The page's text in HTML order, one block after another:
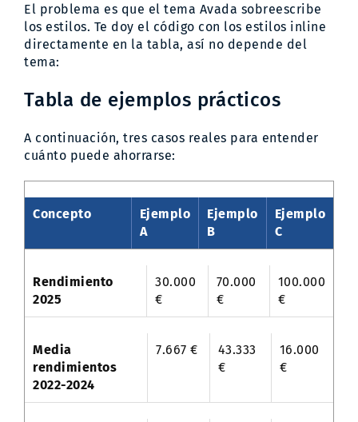
El problema es que el tema Avada sobreescribe
los estilos. Te doy el código con los estilos inline
directamente en la tabla, así no depende del
tema:
Tabla de ejemplos prácticos
A continuación, tres casos reales para entender
cuánto puede ahorrarse:
Concepto
Ejemplo
A
Ejemplo
B
Ejemplo
C
Rendimiento
2025
30.000
€
70.000
€
100.000
€
Media
rendimientos
2022-2024
7.667 €
43.333
€
16.000
€